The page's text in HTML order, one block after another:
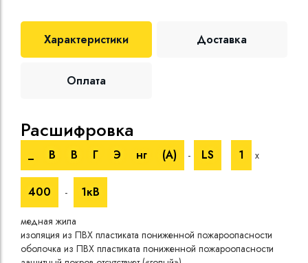
Характеристики Доставка
Оплата
Расшифровка
В В Г Э нг (A) - LS 1 х
400 - 1кВ
медная жила
изоляция из ПВХ пластиката пониженной пожароопасности
оболочка из ПВХ пластиката пониженной пожароопасности